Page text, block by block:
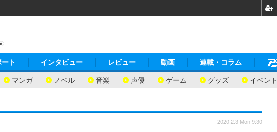
マンガ ノベル 音楽 声優 ゲーム グッズ イベント
ト インタビュー レビュー 動画 連載・コラム
2020.2.3 Mon 9:30